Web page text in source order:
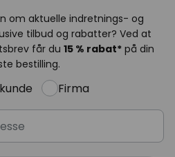
om aktuelle indretnings- og
tilbud og rabatter? Ved at
får du 15 % rabat* på din
bestilling.
Firma